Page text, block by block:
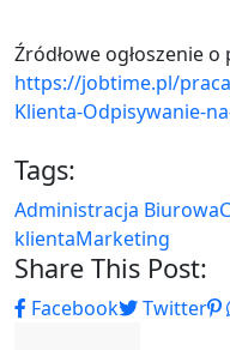
Źródłowe ogłoszenie o
https://jobtime.pl/
Klienta-Odpisywanie-
Tags:
Administracja Biurowa
klientaMarketing
Share This Post:
Facebook Twitter